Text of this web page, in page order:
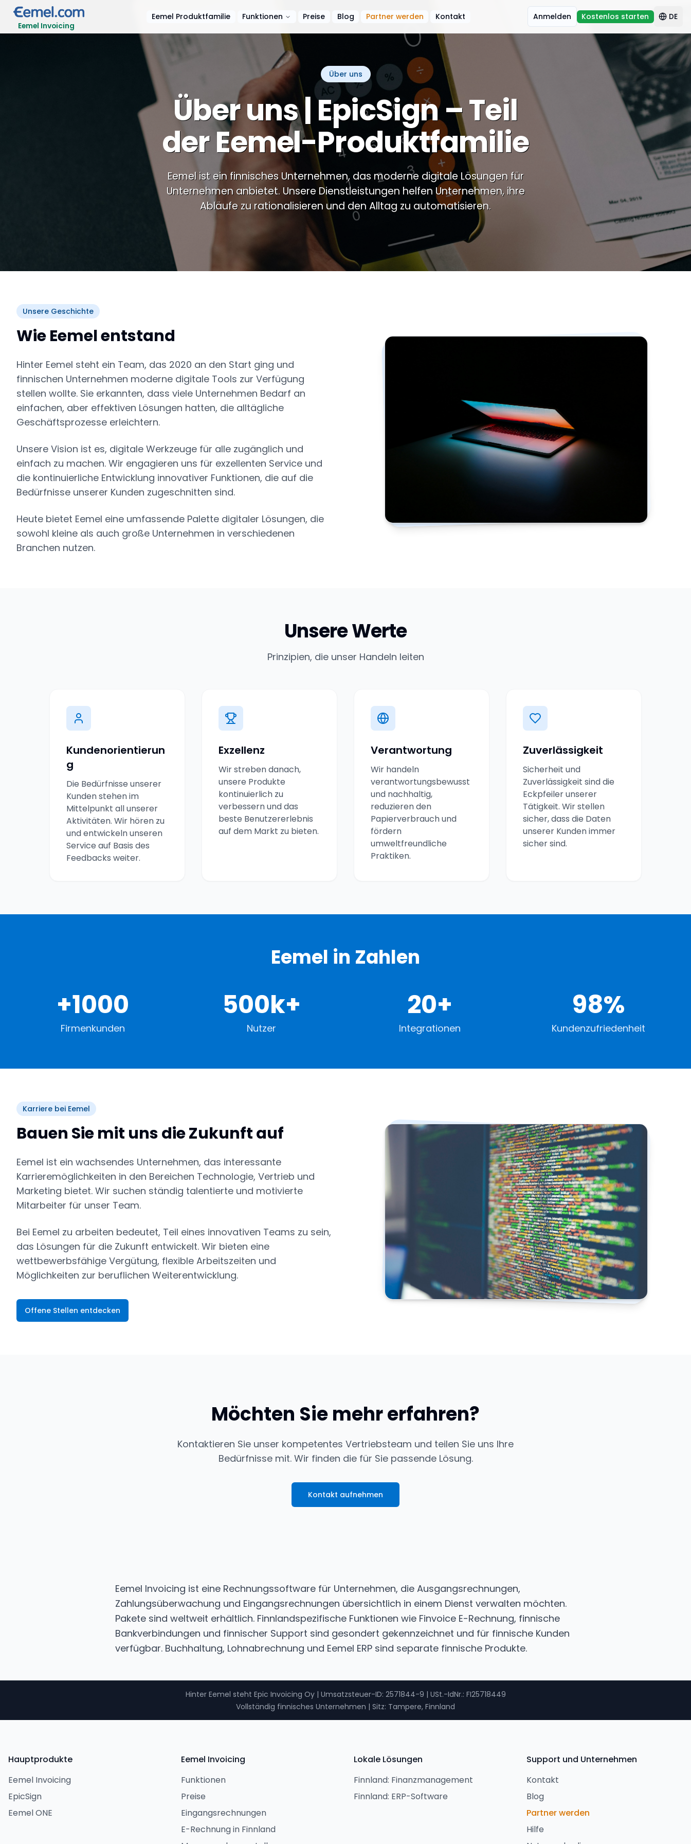
Eemel Invoicing
Eemel Produktfamilie Funktionen Preise Blog Partner werden Kontakt Anmelden Kostenlos starten DE
Über uns
Über uns | EpicSign – Teil
der Eemel-Produktfamilie
Eemel ist ein finnisches Unternehmen, das moderne digitale Lösungen für
Unternehmen anbietet. Unsere Dienstleistungen helfen Unternehmen, ihre
Abläufe zu rationalisieren und den Alltag zu automatisieren.
Unsere Geschichte
Wie Eemel entstand
Hinter Eemel steht ein Team, das 2020 an den Start ging und
finnischen Unternehmen moderne digitale Tools zur Verfügung
stellen wollte. Sie erkannten, dass viele Unternehmen Bedarf an
einfachen, aber effektiven Lösungen hatten, die alltägliche
Geschäftsprozesse erleichtern.
Unsere Vision ist es, digitale Werkzeuge für alle zugänglich und
einfach zu machen. Wir engagieren uns für exzellenten Service und
die kontinuierliche Entwicklung innovativer Funktionen, die auf die
Bedürfnisse unserer Kunden zugeschnitten sind.
Heute bietet Eemel eine umfassende Palette digitaler Lösungen, die
sowohl kleine als auch große Unternehmen in verschiedenen
Branchen nutzen.
Unsere Werte
Prinzipien, die unser Handeln leiten
Kundenorientierun
g
Die Bedürfnisse unserer
Kunden stehen im
Mittelpunkt all unserer
Aktivitäten. Wir hören zu
und entwickeln unseren
Service auf Basis des
Feedbacks weiter.
Exzellenz
Wir streben danach,
unsere Produkte
kontinuierlich zu
verbessern und das
beste Benutzererlebnis
auf dem Markt zu bieten.
Verantwortung
Wir handeln
verantwortungsbewusst
und nachhaltig,
reduzieren den
Papierverbrauch und
fördern
umweltfreundliche
Praktiken.
Zuverlässigkeit
Sicherheit und
Zuverlässigkeit sind die
Eckpfeiler unserer
Tätigkeit. Wir stellen
sicher, dass die Daten
unserer Kunden immer
sicher sind.
Eemel in Zahlen
+1000
Firmenkunden
500k+
Nutzer
20+
Integrationen
98%
Kundenzufriedenheit
Karriere bei Eemel
Bauen Sie mit uns die Zukunft auf
Eemel ist ein wachsendes Unternehmen, das interessante
Karrieremöglichkeiten in den Bereichen Technologie, Vertrieb und
Marketing bietet. Wir suchen ständig talentierte und motivierte
Mitarbeiter für unser Team.
Bei Eemel zu arbeiten bedeutet, Teil eines innovativen Teams zu sein,
das Lösungen für die Zukunft entwickelt. Wir bieten eine
wettbewerbsfähige Vergütung, flexible Arbeitszeiten und
Möglichkeiten zur beruflichen Weiterentwicklung.
Offene Stellen entdecken
Möchten Sie mehr erfahren?
Kontaktieren Sie unser kompetentes Vertriebsteam und teilen Sie uns Ihre
Bedürfnisse mit. Wir finden die für Sie passende Lösung.
Kontakt aufnehmen
Eemel Invoicing ist eine Rechnungssoftware für Unternehmen, die Ausgangsrechnungen,
Zahlungsüberwachung und Eingangsrechnungen übersichtlich in einem Dienst verwalten möchten.
Pakete sind weltweit erhältlich. Finnlandspezifische Funktionen wie Finvoice E-Rechnung, finnische
Bankverbindungen und finnischer Support sind gesondert gekennzeichnet und für finnische Kunden
verfügbar. Buchhaltung, Lohnabrechnung und Eemel ERP sind separate finnische Produkte.
Hinter Eemel steht Epic Invoicing Oy| Umsatzsteuer-ID: 2571844-9 | USt.-IdNr.: FI25718449
Vollständig finnisches Unternehmen | Sitz: Tampere, Finnland
Hauptprodukte
Eemel Invoicing
EpicSign
Eemel ONE
Eemel Invoicing
Funktionen
Preise
Eingangsrechnungen
E-Rechnung in Finnland
Lokale Lösungen
Finnland: Finanzmanagement
Finnland: ERP-Software
Support und Unternehmen
Kontakt
Blog
Partner werden
Hilfe